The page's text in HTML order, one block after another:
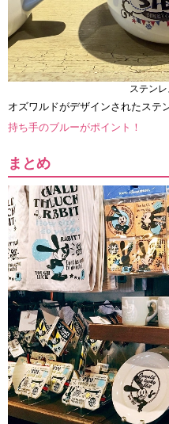
ステン
オズワルドがデザインされたステ
持ち手のブルーがポイント！
まとめ